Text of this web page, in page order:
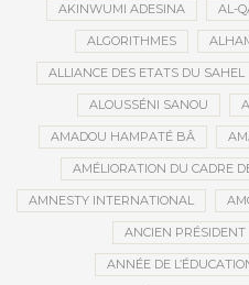
AKINWUMI ADESINA AL-
ALGORITHMES
ALLIANCE DES ETATS DU SAHEL
ALOUSSÉNI SANOU
AMADOU HAMPATÉ BÂ
AMÉLIORATION DU CADRE
AMNESTY INTERNATIONAL
ANCIEN PRÉSIDENT
ANNÉE DE